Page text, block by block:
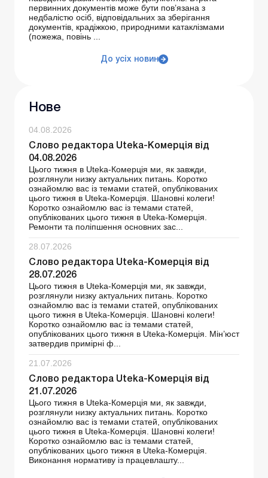
первинних документів може бути пов’язана з
недбалістю осіб, відповідальних за зберігання
документів, крадіжкою, природними катаклізмами
(пожежа, повінь ...
До усіх новин
Нове
04.08.2026
Слово редактора Uteka-Комерція від
04.08.2026
Цього тижня в Uteka-Комерція ми, як завжди,
розглянули низку актуальних питань. Коротко
ознайомлю вас із темами статей, опублікованих
цього тижня в Uteka-Комерція. Шановні колеги!
Коротко ознайомлю вас із темами статей,
опублікованих цього тижня в Uteka-Комерція.
Ремонти та поліпшення основних зас...
28.07.2026
Слово редактора Uteka-Комерція від
28.07.2026
Цього тижня в Uteka-Комерція ми, як завжди,
розглянули низку актуальних питань. Коротко
ознайомлю вас із темами статей, опублікованих
цього тижня в Uteka-Комерція. Шановні колеги!
Коротко ознайомлю вас із темами статей,
опублікованих цього тижня в Uteka-Комерція. Мін’юст
затвердив примірні ф...
21.07.2026
Слово редактора Uteka-Комерція від
21.07.2026
Цього тижня в Uteka-Комерція ми, як завжди,
розглянули низку актуальних питань. Коротко
ознайомлю вас із темами статей, опублікованих
цього тижня в Uteka-Комерція. Шановні колеги!
Коротко ознайомлю вас із темами статей,
опублікованих цього тижня в Uteka-Комерція.
Виконання нормативу із працевлашту...